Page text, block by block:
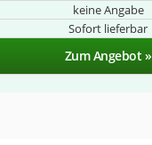
keine Angabe
Sofort lieferbar
Zum Angebot »